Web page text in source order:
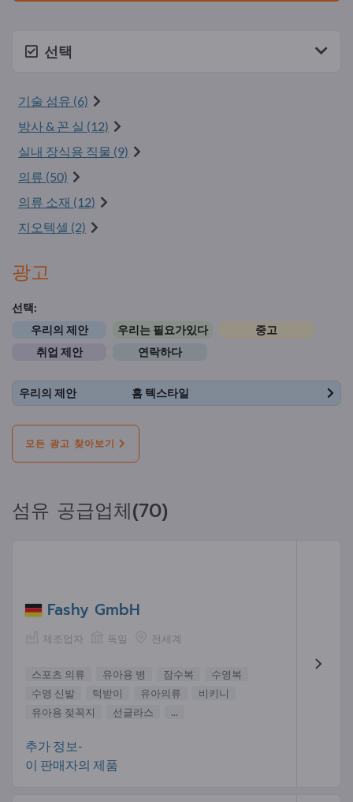
선택
기술 섬유 (6)
방사 & 꼰 실 (12)
실내 장식용 직물 (9)
의류 (50)
의류 소재 (12)
지오텍셀 (2)
광고
선택:
우리의 제안
우리는 필요가있다
중고
취업 제안
연락하다
우리의 제안 홈 텍스타일
모든 광고 찾아보기
섬유 공급업체(70)
Fashy GmbH
제조업자 독일 전세계
스포츠 의류 유아용 병 잠수복
수영복
수영 신발
턱받이 유아의류
비키니
유아용 젖꼭지
선글라스 ...
추가 정보-
이 판매자의 제품